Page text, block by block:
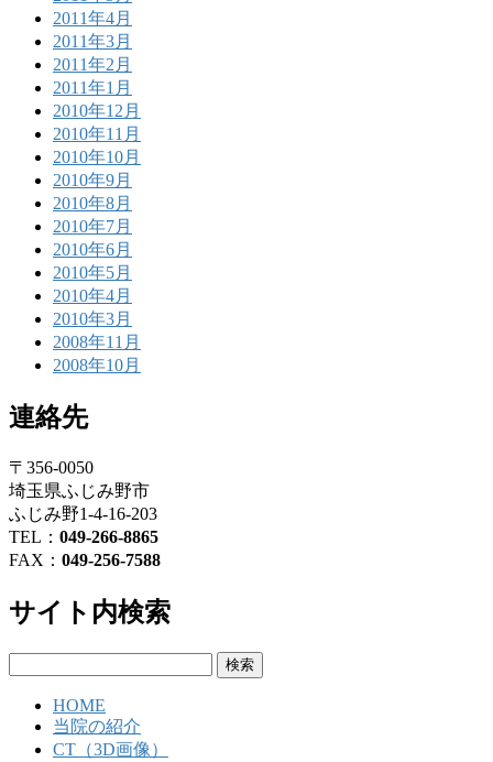
2011年4月
2011年3月
2011年2月
2011年1月
2010年12月
2010年11月
2010年10月
2010年9月
2010年8月
2010年7月
2010年6月
2010年5月
2010年4月
2010年3月
2008年11月
2008年10月
連絡先
〒356-0050
埼玉県ふじみ野市
ふじみ野1-4-16-203
TEL： 049-266-8865
FAX： 049-256-7588
サイト内検索
HOME
当院の紹介
CT（3D画像）